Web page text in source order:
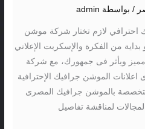
/ بواسطة admin
لازم تختار شركة موشن
من الفكرة والإسكربت الإعلاني
ويأثر فى جمهورك، مع شركة
الموشن جرافيك الإحترافية
بالموشن جرافيك المصرى
لمناقشة تفاصيل